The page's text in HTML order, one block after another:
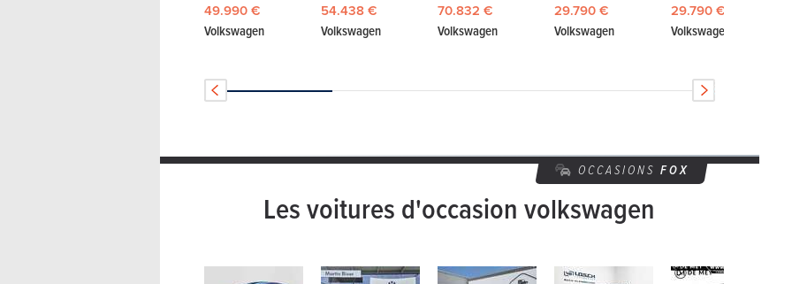
49.990 €
Volkswagen
54.438 €
Volkswagen
70.832 €
Volkswagen
29.790 €
Volkswagen
29.790 €
Volkswagen
OCCASIONS FOX
Les voitures d'occasion volkswagen